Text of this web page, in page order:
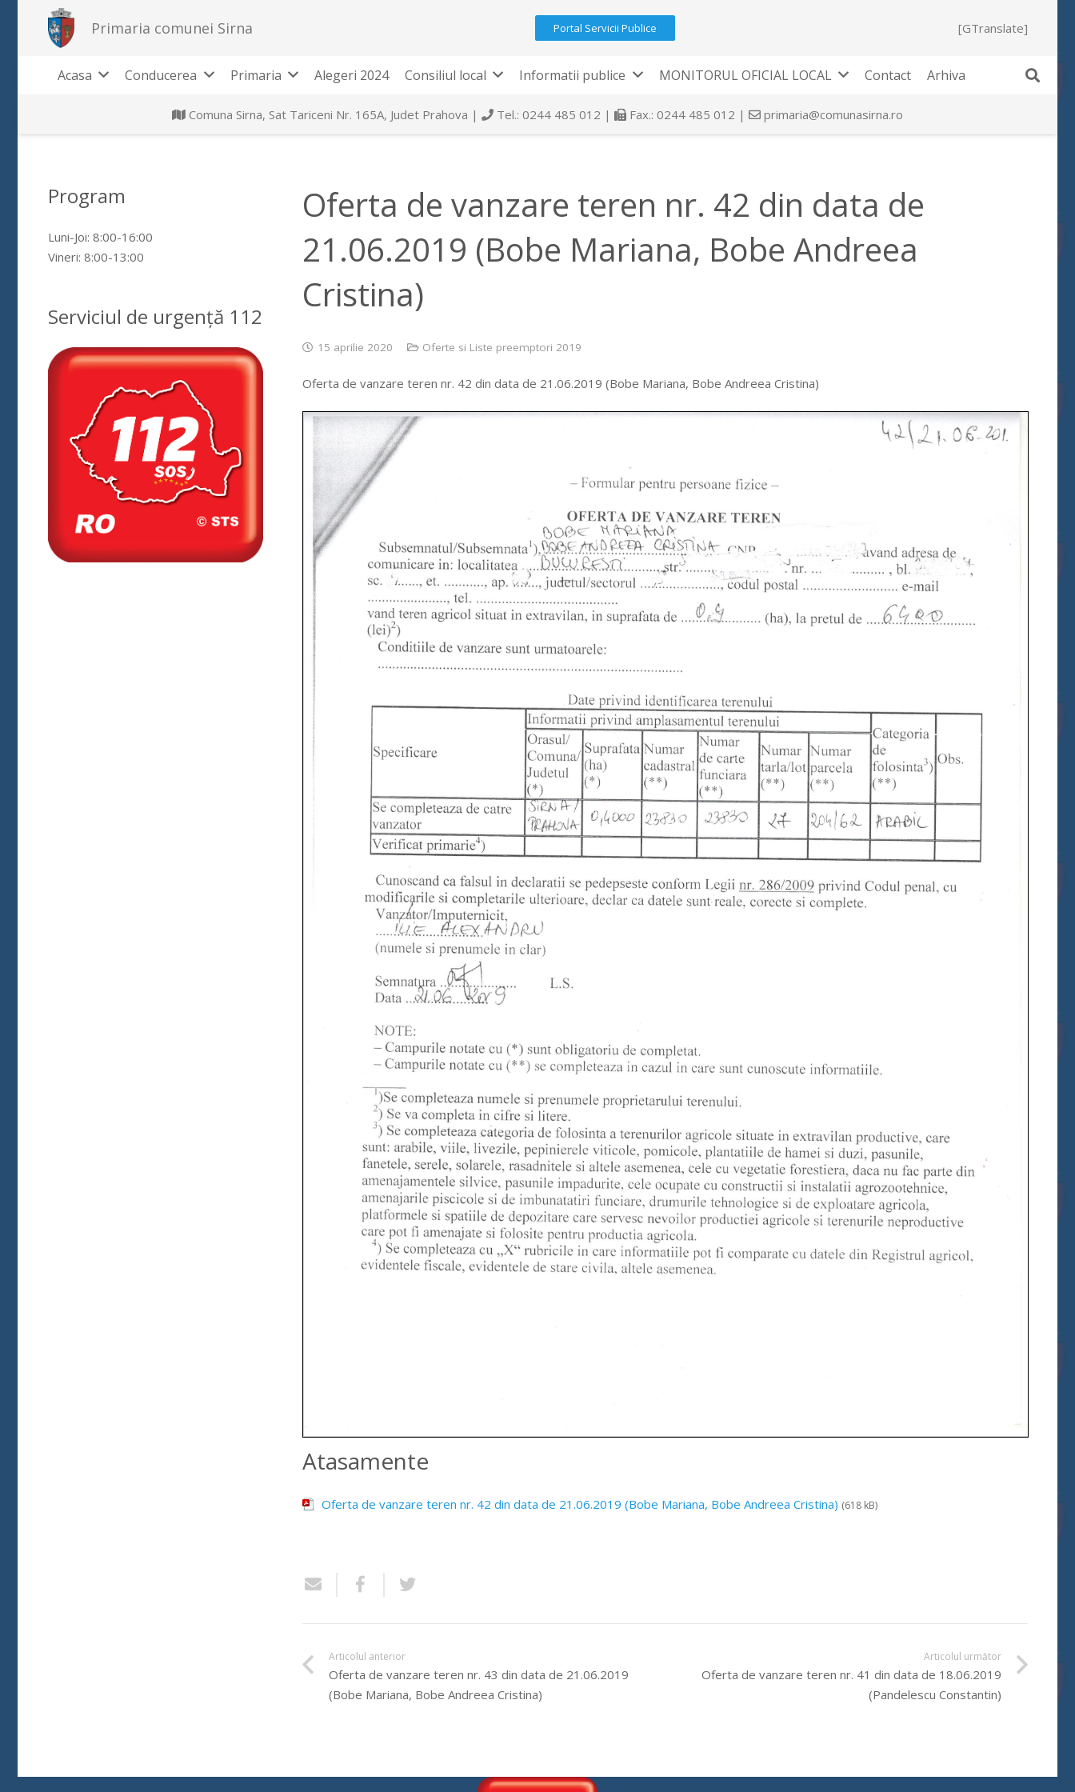
Primaria comunei Sirna Portal Servicii Publice [GTranslate]
Acasa Conducerea Primaria Alegeri 2024 Consiliul local Informatii publice MONITORUL OFICIAL LOCAL Contact Arhiva
Comuna Sirna, Sat Tariceni Nr. 165A, Judet Prahova | Tel.: 0244 485 012 | Fax.: 0244 485 012 | primaria@comunasirna.ro
Oferta de vanzare teren nr. 42 din data de
21.06.2019 (Bobe Mariana, Bobe Andreea
Cristina)
15 aprilie 2020 Oferte si Liste preemptori 2019
Oferta de vanzare teren nr. 42 din data de 21.06.2019 (Bobe Mariana, Bobe Andreea Cristina)
Atasamente
Oferta de vanzare teren nr. 42 din data de 21.06.2019 (Bobe Mariana, Bobe Andreea Cristina) (618 kB)
Articolul anterior
Oferta de vanzare teren nr. 43 din data de 21.06.2019
(Bobe Mariana, Bobe Andreea Cristina)
Articolul următor
Oferta de vanzare teren nr. 41 din data de 18.06.2019
(Pandelescu Constantin)
Program
Luni-Joi: 8:00-16:00
Vineri: 8:00-13:00
Serviciul de urgență 112